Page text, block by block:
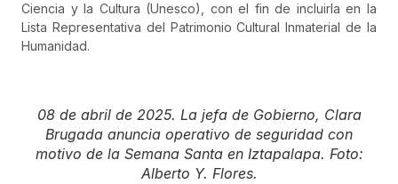
Ciencia y la Cultura (Unesco), con el fin de incluirla en la
Lista Representativa del Patrimonio Cultural Inmaterial de la
Humanidad.
08 de abril de 2025. La jefa de Gobierno, Clara
Brugada anuncia operativo de seguridad con
motivo de la Semana Santa en Iztapalapa. Foto:
Alberto Y. Flores.